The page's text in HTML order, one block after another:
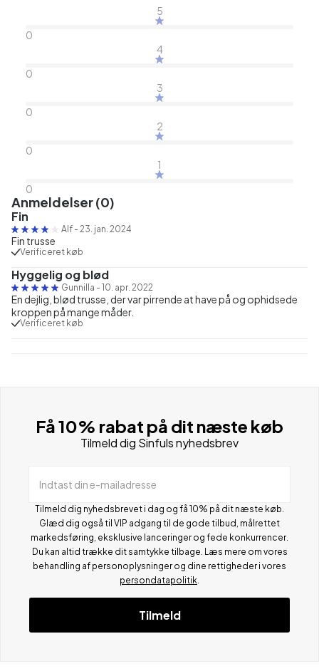
5
0
4
0
3
0
2
0
1
0
Anmeldelser (0)
Fin
Alf - 23. jan. 2024
Fin trusse
Verificeret køb
Hyggelig og blød
Gunnilla - 10. apr. 2022
En dejlig, blød trusse, der var pirrende at have på og ophidsede
kroppen på mange måder.
Verificeret køb
Få 10% rabat på dit næste køb
Tilmeld dig Sinfuls nyhedsbrev
Indtast din e-mailadresse
Tilmeld dig nyhedsbrevet i dag og få 10% på dit næste køb.
Glæd dig også til VIP adgang til de gode tilbud, målrettet
markedsføring, eksklusive lanceringer og fede konkurrencer.
Du kan altid trække dit samtykke tilbage. Læs mere om vores
behandling af personoplysninger og dine rettigheder i vores
persondatapolitik
Tilmeld